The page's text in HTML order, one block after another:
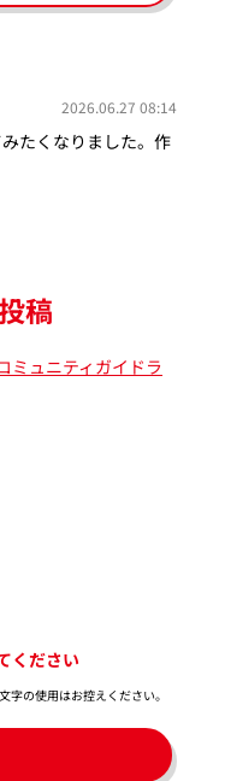
2026.06.27 08:14
たくなりました。作
稿
ミュニティガイドラ
ください
の使用はお控えください。​